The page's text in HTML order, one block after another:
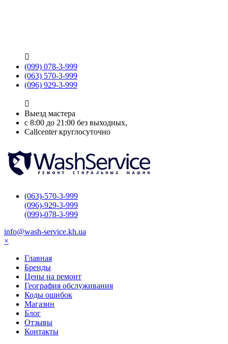

(099) 078-3-999
(063) 570-3-999
(096) 929-3-999

Выезд мастера
с 8:00 до 21:00 без выходных,
Callcenter круглосуточно
(063)-570-3-999
(096)-929-3-999
(099)-078-3-999
info@wash-service.kh.ua
×
Главная
Бренды
Цены на ремонт
География обслуживания
Коды ошибок
Магазин
Блог
Отзывы
Контакты